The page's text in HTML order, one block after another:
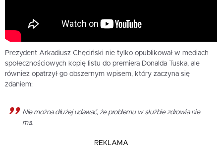
Prezydent Arkadiusz Chęciński nie tylko opublikował w mediach
społecznościowych kopię listu do premiera Donalda Tuska, ale
również opatrzył go obszernym wpisem, który zaczyna się
zdaniem:
Nie można dłużej udawać, że problemu w służbie zdrowia nie
ma.
REKLAMA